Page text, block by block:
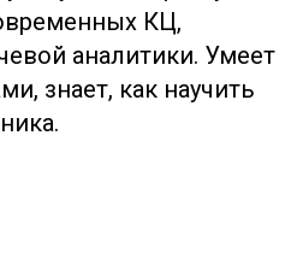
КЦ,
аналитики. Умеет
знает, как научить